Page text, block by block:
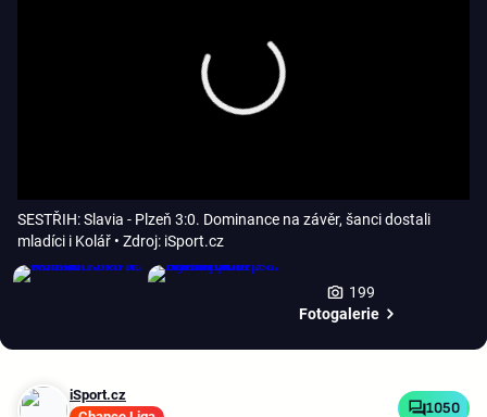
SESTŘIH: Slavia - Plzeň 3:0. Dominance na závěr, šanci dostali
mladíci i Kolář • Zdroj: iSport.cz
199
Fotogalerie
iSport.cz
1050